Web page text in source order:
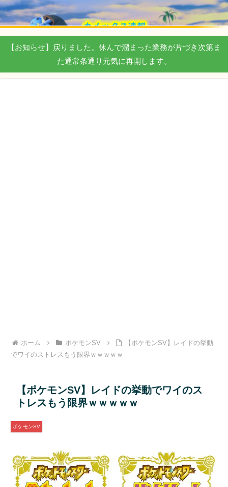
【お知らせ】戻りました。休んで溜まった業務が片づき次第ま
た通常条通り元気に再開します。
ホーム ポケモンSV
【ポケモンSV】レイドの挙動
でワイのストレスもう限界ｗｗｗｗｗ
【ポケモンSV】レイドの挙動でワイのス
トレスもう限界ｗｗｗｗｗ
ポケモンSV